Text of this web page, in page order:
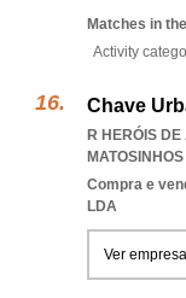
Matches in
Activity
Chave
R HERÓIS
Compra e
LDA
Ver empresa